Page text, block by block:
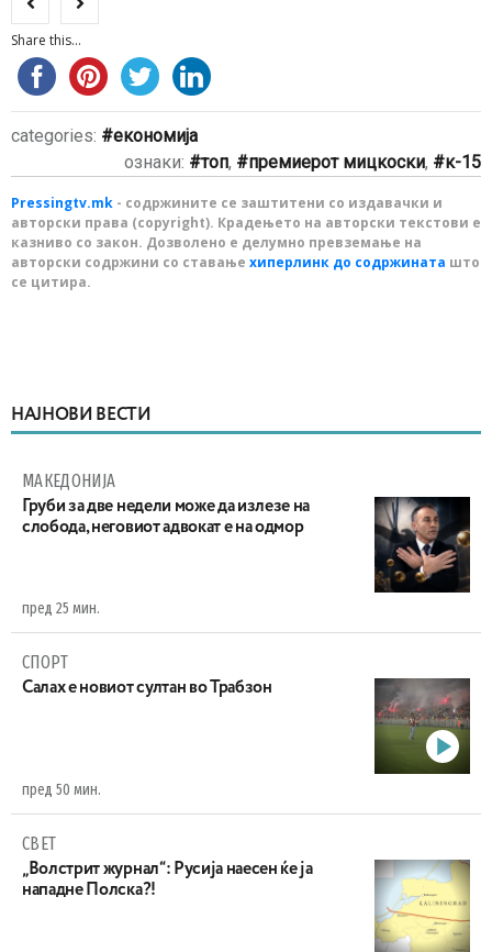
Share this...
categories:
економија
ознаки:
топ, премиерот мицкоски, к-15
Pressingtv.mk - содржините се заштитени со издавачки и
авторски права (copyright). Крадењето на авторски текстови е
казниво со закон. Дозволено е делумно превземање на
авторски содржини со ставање хиперлинк до содржината што
се цитира.
НАЈНОВИ ВЕСТИ
МАКЕДОНИЈА
Груби за две недели може да излезе на
слобода, неговиот адвокат е на одмор
пред 25 мин.
СПОРТ
Салах е новиот султан во Трабзон
пред 50 мин.
СВЕТ
„Волстрит журнал“: Русија наесен ќе ја
нападне Полска?!